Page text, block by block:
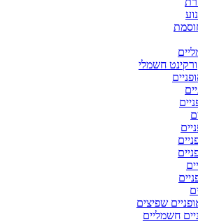
חשמלי
שפיצים
חשמליים